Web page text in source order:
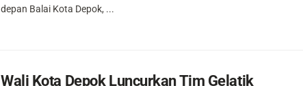
depan Balai Kota Depok, ...
Wali Kota Depok Luncurkan Tim Gelatik